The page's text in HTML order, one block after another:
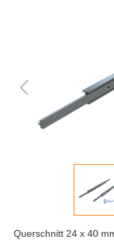
Querschnitt 24 x 40